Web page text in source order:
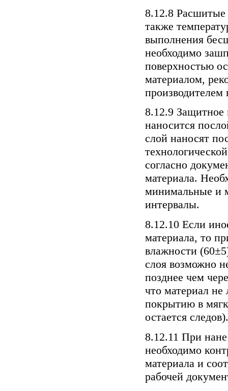
8.12.8
также
выполнения
необходимо
поверхностью
материалом,
производителем
8.12.9 Защитное
наносится
слой наносят
согласно
материала.
минимальные и
интервалы.
8.12.10 Если
материала, то
влажности
слоя возможно
позднее чем
что материал
покрытию в
остается следов).
8.12.11 При
необходимо
материала и
рабочей